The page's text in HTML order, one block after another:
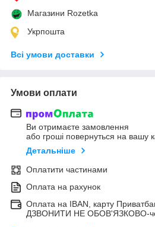
Магазини Rozetka
Укрпошта
Всі умови доставки
Умови оплати
Ви отримаєте замовлення
або гроші повернуться на вашу
Детальніше
Оплатити частинами
Оплата на рахунок
Оплата на IBAN, карту
ДЗВОНИТИ НЕ ОБОВ'ЯЗКОВО-